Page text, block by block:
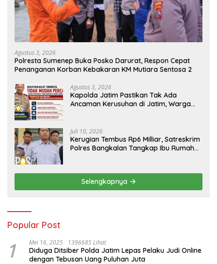
Agustus 3, 2026
Polresta Sumenep Buka Posko Darurat, Respon Cepat
Penanganan Korban Kebakaran KM Mutiara Sentosa 2
Agustus 3, 2026
Kapolda Jatim Pastikan Tak Ada
Ancaman Kerusuhan di Jatim, Warga
Juli 10, 2026
Kerugian Tembus Rp6 Milliar, Satreskrim
Polres Bangkalan Tangkap Ibu Rumah
Selengkapnya
Popular Post
1 Mei 16, 2025 1396685 Lihat
Diduga Ditsiber Polda Jatim Lepas Pelaku Judi Online
dengan Tebusan Uang Puluhan Juta